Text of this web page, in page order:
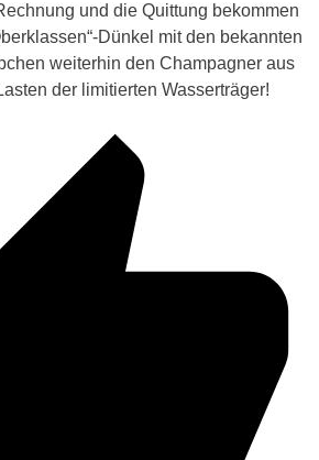
und die Quittung bekommen
Dünkel mit den bekannten
weiterhin den Champagner aus
der limitierten Wasserträger!